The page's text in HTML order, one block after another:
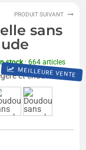
PRODUIT SUIVANT
sans
stock: 664 articles
MEILLEURE VENTE